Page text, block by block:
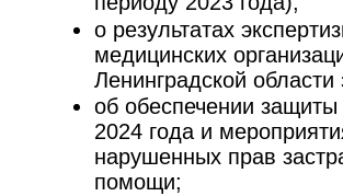
о результатах
медицинских
Ленинградской
об обеспечении
2024 года и
нарушенных прав
помощи;